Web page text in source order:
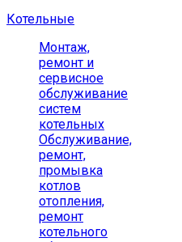
Котельные
Монтаж,
ремонт и
сервисное
обслуживание
систем
котельных
Обслуживание,
ремонт,
промывка
котлов
отопления,
ремонт
котельного